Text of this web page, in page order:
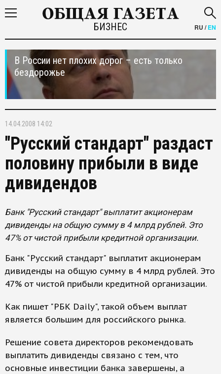
БИЗНЕС RU /EN
В России нет плохих дорог – есть только
бездорожье
14.04.2008 14:02
"Русский стандарт" раздаст
половину прибыли в виде
дивидендов
Банк "Русский стандарт" выплатит акционерам
дивиденды на общую сумму в 4 млрд рублей. Это
47% от чистой прибыли кредитной организации.
Банк "Русский стандарт" выплатит акционерам
дивиденды на общую сумму в 4 млрд рублей. Это
47% от чистой прибыли кредитной организации.
Как пишет "РБК Daily", такой объем выплат
является большим для российского рынка.
Решение совета директоров рекомендовать
выплатить дивиденды связано с тем, что
основные инвестиции банка завершены, а